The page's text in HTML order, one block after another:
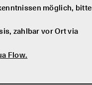
möglich, bitte
zahlbar vor Ort via
Flow.